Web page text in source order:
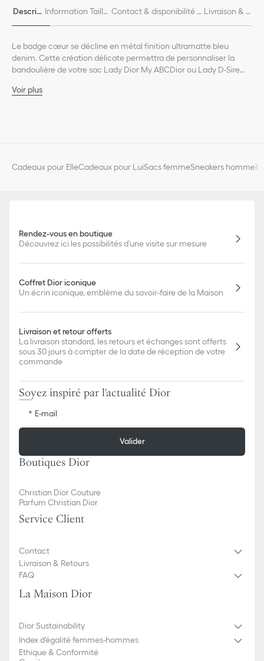
Descrip Information Taille Contact & disponibilité e Livraison & R
Le badge cœur se décline en métal finition ultramatte bleu
denim. Cette création délicate permettra de personnaliser la
bandoulière de votre sac Lady Dior My ABCDior ou Lady D-Sire
Voir plus
Cadeaux pour ElleCadeaux pour LuiSacs femmeSneakers homme
Rendez-vous en boutique
Découvrez ici les possibilités d'une visite sur mesure
Coffret Dior iconique
Un écrin iconique, emblème du savoir-faire de la Maison
Livraison et retour offerts
La livraison standard, les retours et échanges sont offerts
sous 30 jours à compter de la date de réception de votre
commande
Soyez inspiré par l'actualité Dior
E-mail
Valider
Boutiques Dior
Christian Dior Couture
Parfum Christian Dior
Service Client
Contact
Livraison & Retours
FAQ
La Maison Dior
Dior Sustainability
Index d'égalité femmes-hommes
Ethique & Conformité